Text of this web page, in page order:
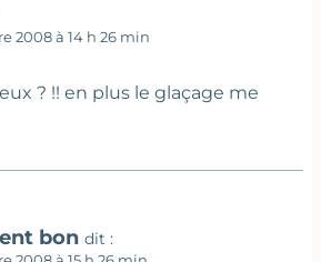
2008 à 14 h 26 min
? !! en plus le glaçage me
bon dit :